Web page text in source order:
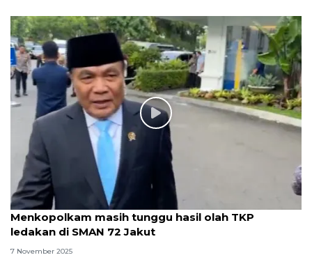
Menkopolkam masih tunggu hasil olah TKP
ledakan di SMAN 72 Jakut
7 November 2025